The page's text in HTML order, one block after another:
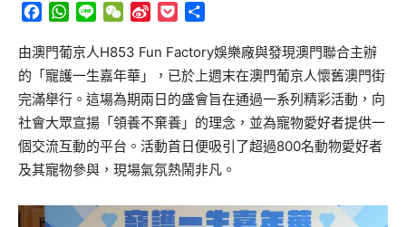
Facebook
WhatsApp
Line WeChat
Sina
Pocket
由澳門葡京人H853 Fun Factory娛樂廠與發現澳門聯合主辦
的「寵護一生嘉年華」，已於上週末在澳門葡京人懷舊澳門街
完滿舉行。這場為期兩日的盛會旨在通過一系列精彩活動，向
社會大眾宣揚「領養不棄養」的理念，並為寵物愛好者提供一
個交流互動的平台。活動首日便吸引了超過800名動物愛好者
及其寵物參與，現場氣氛熱鬧非凡。